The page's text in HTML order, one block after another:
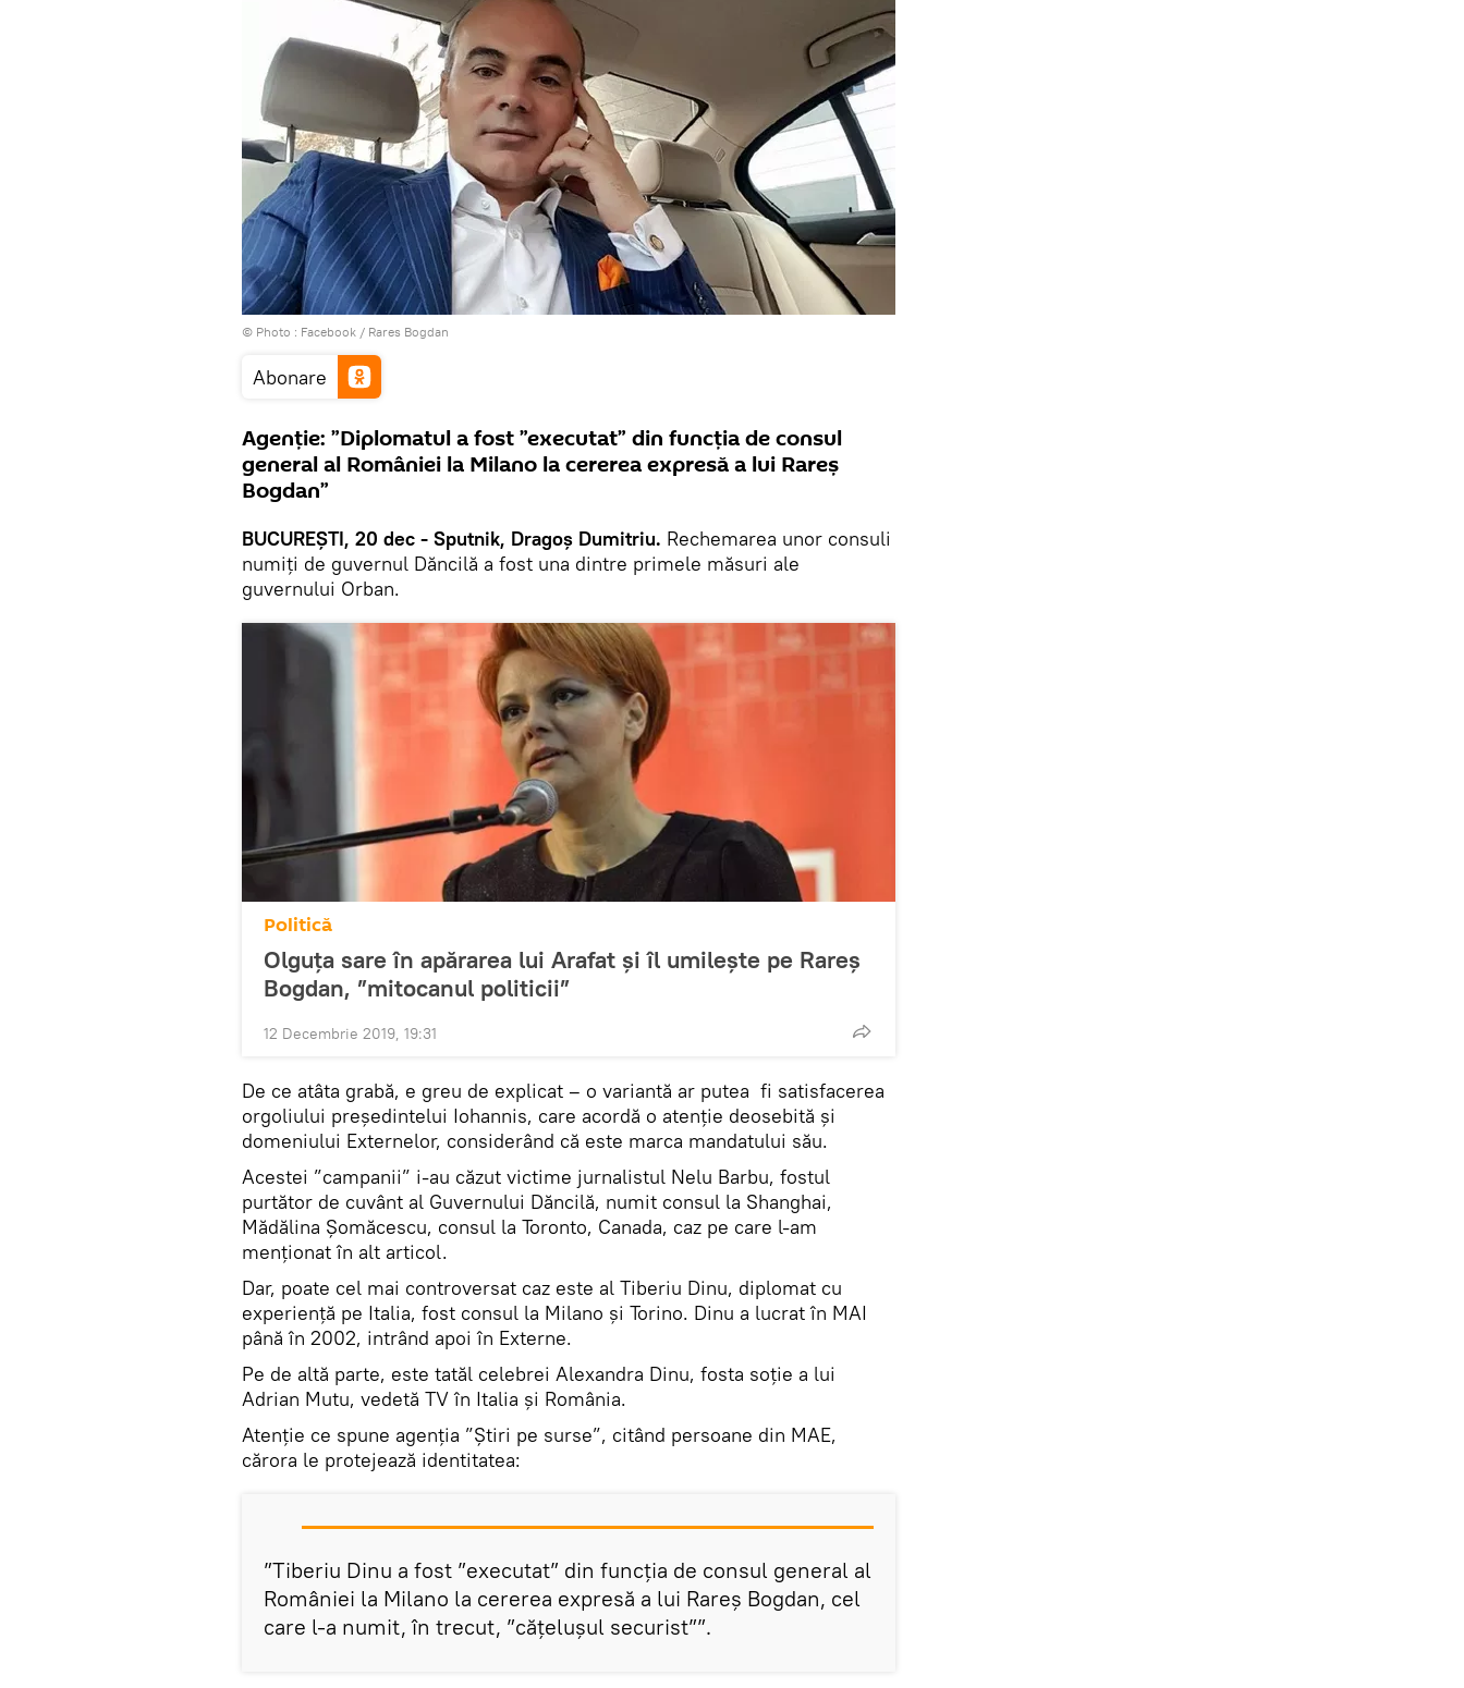
© Photo : Facebook / Rares Bogdan
Abonare
Agenție: ”Diplomatul a fost ”executat” din funcția de consul
general al României la Milano la cererea expresă a lui Rareș
Bogdan”
BUCUREȘTI, 20 dec - Sputnik, Dragoș Dumitriu. Rechemarea unor consuli
numiți de guvernul Dăncilă a fost una dintre primele măsuri ale
guvernului Orban.
Politică
Olguța sare în apărarea lui Arafat și îl umilește pe Rareș
Bogdan, ”mitocanul politicii”
12 Decembrie 2019, 19:31
De ce atâta grabă, e greu de explicat – o variantă ar putea fi satisfacerea
orgoliului președintelui Iohannis, care acordă o atenție deosebită și
domeniului Externelor, considerând că este marca mandatului său.
Acestei ”campanii” i-au căzut victime jurnalistul Nelu Barbu, fostul
purtător de cuvânt al Guvernului Dăncilă, numit consul la Shanghai,
Mădălina Şomăcescu, consul la Toronto, Canada, caz pe care l-am
menționat în alt articol.
Dar, poate cel mai controversat caz este al Tiberiu Dinu, diplomat cu
experiență pe Italia, fost consul la Milano și Torino. Dinu a lucrat în MAI
până în 2002, intrând apoi în Externe.
Pe de altă parte, este tatăl celebrei Alexandra Dinu, fosta soție a lui
Adrian Mutu, vedetă TV în Italia și România.
Atenție ce spune agenția ”Știri pe surse”, citând persoane din MAE,
cărora le protejează identitatea:
”Tiberiu Dinu a fost ”executat” din funcția de consul general al
României la Milano la cererea expresă a lui Rareș Bogdan, cel
care l-a numit, în trecut, ”cățelușul securist””.